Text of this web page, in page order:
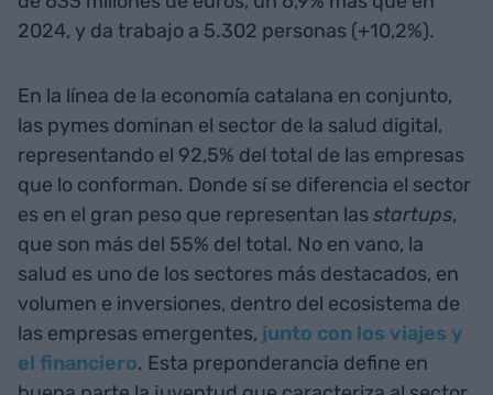
2024, y da trabajo a 5.302 personas (+10,2%).
En la línea de la economía catalana en conjunto,
las pymes dominan el sector de la salud digital,
representando el 92,5% del total de las empresas
que lo conforman. Donde sí se diferencia el sector
es en el gran peso que representan lasstartups,
que son más del 55% del total. No en vano, la
salud es uno de los sectores más destacados, en
volumen e inversiones, dentro del ecosistema de
las empresas emergentes, junto con los viajes y
el financiero. Esta preponderancia define en